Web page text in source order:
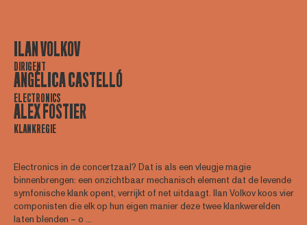
ILAN VOLKOV
DIRIGENT
ANGÉLICA CASTELLÓ
ELECTRONICS
ALEX FOSTIER
KLANKREGIE
Electronics in de concertzaal? Dat is als een vleugje magie
binnenbrengen: een onzichtbaar mechanisch element dat de levende
symfonische klank opent, verrijkt of net uitdaagt. Ilan Volkov koos vier
componisten die elk op hun eigen manier deze twee klankwerelden
laten blenden – o ...